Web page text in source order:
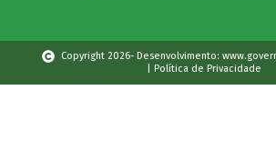
Copyright 2026- Desenvolvimento:
| Política de Privacidade